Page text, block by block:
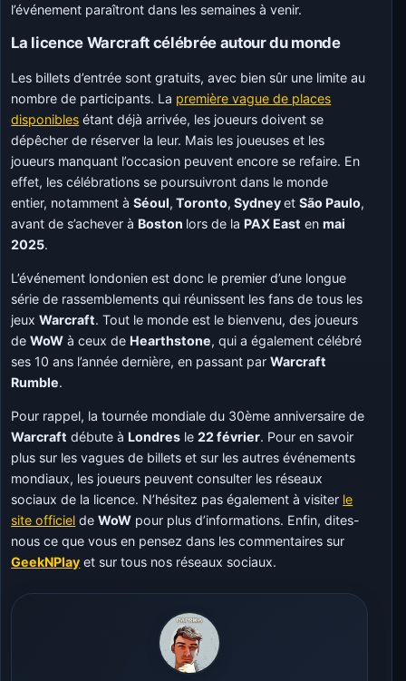
l’événement paraîtront dans les semaines à venir.
La licence Warcraft célébrée autour du monde
Les billets d’entrée sont gratuits, avec bien sûr une limite au
nombre de participants. La première vague de places
disponibles étant déjà arrivée, les joueurs doivent se
dépêcher de réserver la leur. Mais les joueuses et les
joueurs manquant l’occasion peuvent encore se refaire. En
effet, les célébrations se poursuivront dans le monde
entier, notamment àSéoul, Toronto, SydneyetSão Paulo,
avant de s’achever à Boston lors de la PAX East enmai
2025.
L’événement londonien est donc le premier d’une longue
série de rassemblements qui réunissent les fans de tous les
jeuxWarcraft. Tout le monde est le bienvenu, des joueurs
deWoW à ceux de Hearthstone, qui a également célébré
ses 10 ans l’année dernière, en passant parWarcraft
Rumble.
Pour rappel, la tournée mondiale du 30ème anniversaire de
Warcraft débute à Londres le22 février. Pour en savoir
plus sur les vagues de billets et sur les autres événements
mondiaux, les joueurs peuvent consulter les réseaux
sociaux de la licence. N’hésitez pas également à visiter le
site officiel deWoW pour plus d’informations. Enfin, dites-
nous ce que vous en pensez dans les commentaires sur
GeekNPlay et sur tous nos réseaux sociaux.